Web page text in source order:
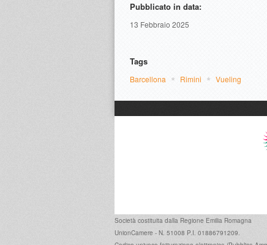
Pubblicato in data:
13 Febbraio 2025
Tags
Barcellona Rimini Vueling
Società costituita dalla Regione Emilia Romagna
UnionCamere - N. 51008 P.I. 01886791209.